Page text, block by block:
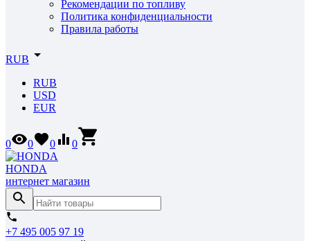
Рекомендации по топливу
Политика конфиденциальности
Правила работы
RUB
RUB
USD
EUR
0 0 0 0
HONDA
интернет магазин
+7 495 005 97 19